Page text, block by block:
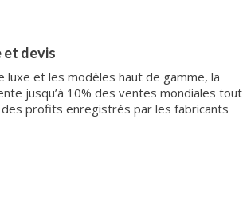
et devis
et les modèles haut de gamme, la
jusqu’à 10% des ventes mondiales tout
des profits enregistrés par les fabricants